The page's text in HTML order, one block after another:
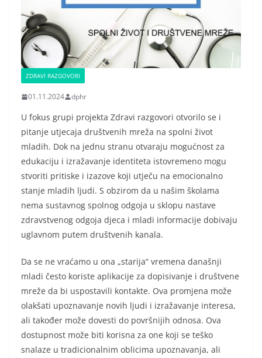
ZDRAVI RAZGOVORI
01.11.2024 dphr
U fokus grupi projekta Zdravi razgovori otvorilo se i
pitanje utjecaja društvenih mreža na spolni život
mladih. Dok na jednu stranu otvaraju mogućnost za
edukaciju i izražavanje identiteta istovremeno mogu
stvoriti pritiske i izazove koji utječu na emocionalno
stanje mladih ljudi. S obzirom da u našim školama
nema sustavnog spolnog odgoja u sklopu nastave
zdravstvenog odgoja djeca i mladi informacije dobivaju
uglavnom putem društvenih kanala.
Da se ne vraćamo u ona „starija“ vremena današnji
mladi često koriste aplikacije za dopisivanje i društvene
mreže da bi uspostavili kontakte. Ova promjena može
olakšati upoznavanje novih ljudi i izražavanje interesa,
ali također može dovesti do površnijih odnosa. Ova
dostupnost može biti korisna za one koji se teško
snalaze u tradicionalnim oblicima upoznavanja, ali